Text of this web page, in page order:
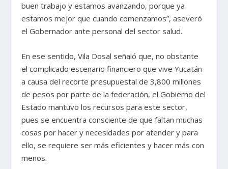
buen trabajo y estamos avanzando, porque ya
estamos mejor que cuando comenzamos”, aseveró
el Gobernador ante personal del sector salud.
En ese sentido, Vila Dosal señaló que, no obstante
el complicado escenario financiero que vive Yucatán
a causa del recorte presupuestal de 3,800 millones
de pesos por parte de la federación, el Gobierno del
Estado mantuvo los recursos para este sector,
pues se encuentra consciente de que faltan muchas
cosas por hacer y necesidades por atender y para
ello, se requiere ser más eficientes y hacer más con
menos.